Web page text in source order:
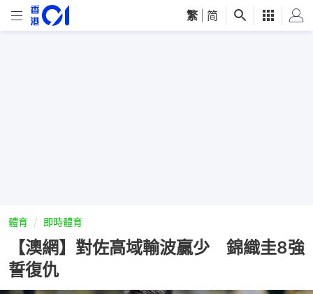
繁 简
體育 即時體育
【澳網】對佐高域輸波贏少 錦織圭8強
誓復仇